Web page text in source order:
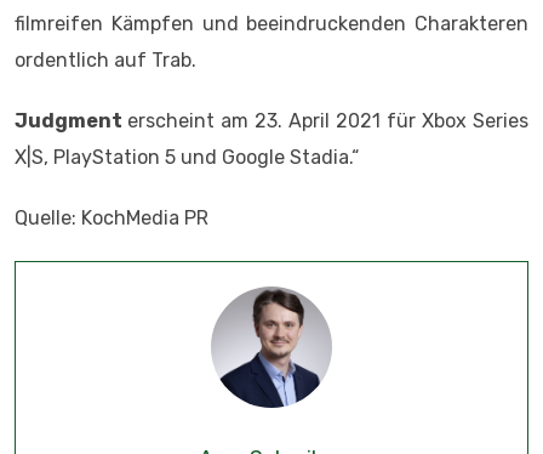
filmreifen Kämpfen und beeindruckenden Charakteren
ordentlich auf Trab.
Judgment erscheint am 23. April 2021 für Xbox Series
X|S, PlayStation 5 und Google Stadia.“
Quelle: KochMedia PR